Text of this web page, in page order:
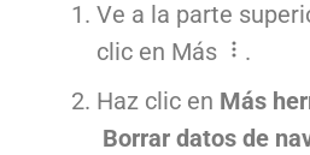
Ve a la parte
clic en Más
.
Haz clic en Más
Borrar datos de